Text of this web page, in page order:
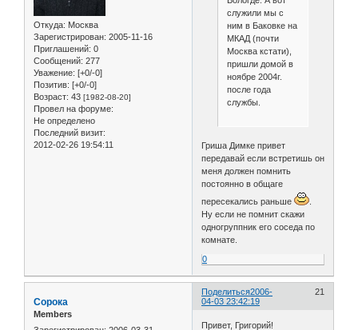
Откуда: Москва
Зарегистрирован: 2005-11-16
Приглашений: 0
Сообщений: 277
Уважение: [+0/-0]
Позитив: [+0/-0]
Возраст: 43 [1982-08-20]
Провел на форуме:
Не определено
Последний визит:
2012-02-26 19:54:11
служили мы с
ним в Баковке на
МКАД (почти
Москва кстати),
пришли домой в
ноябре 2004г.
после года
службы.
Гриша Димке привет
передавай если встретишь он
меня должен помнить
постоянно в общаге
пересекались раньше
.
Ну если не помнит скажи
одногруппник его соседа по
комнате.
0
Поделиться 21
2006-
04-03 23:42:19
Сорока
Members
Привет, Григорий!